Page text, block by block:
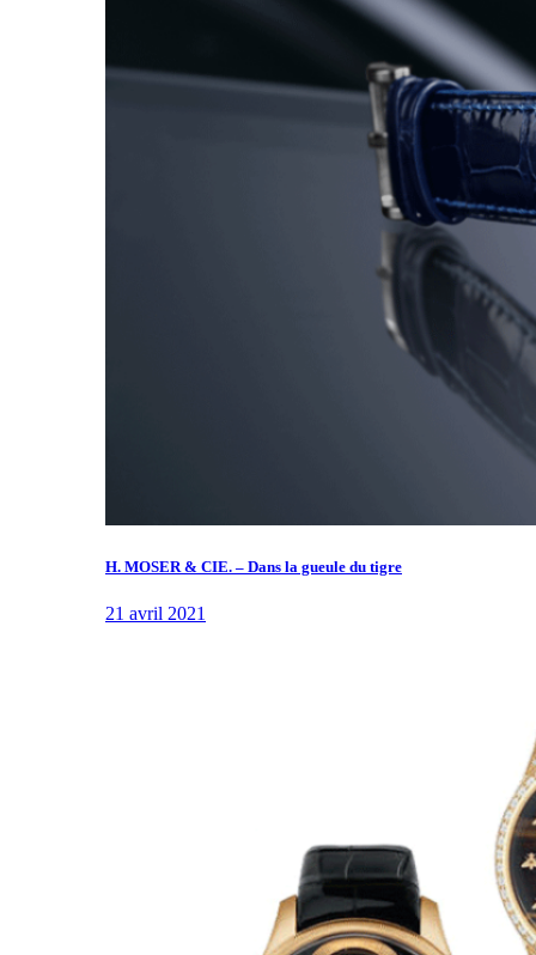
H. MOSER & CIE. – Dans la gueule du tigre
21 avril 2021